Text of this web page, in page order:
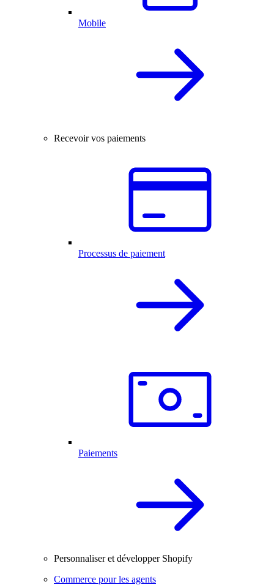
Mobile
Recevoir vos paiements
Processus de paiement
Paiements
Personnaliser et développer Shopify
Commerce pour les agents